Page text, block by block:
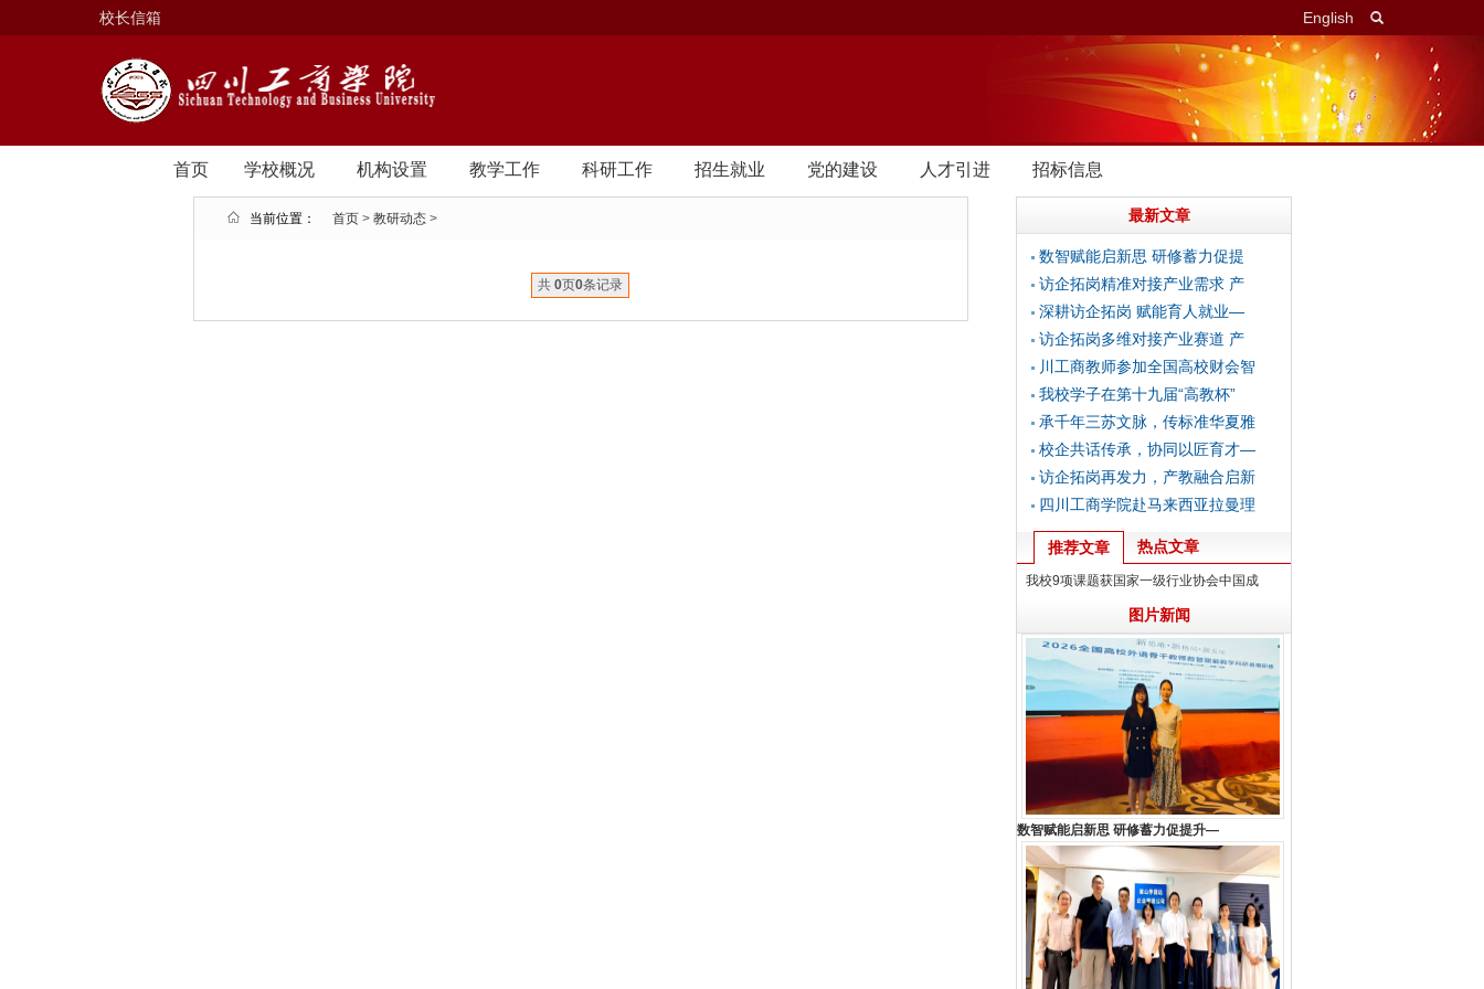
校长信箱 English
首页 学校概况 机构设置 教学工作 科研工作 招生就业 党的建设 人才引进 招标信息
当前位置： 首页> 教研动态>
共 0页0条记录
最新文章
数智赋能启新思 研修蓄力促提
访企拓岗精准对接产业需求 产
深耕访企拓岗 赋能育人就业—
访企拓岗多维对接产业赛道 产
川工商教师参加全国高校财会智
我校学子在第十九届“高教杯”
承千年三苏文脉，传标准华夏雅
校企共话传承，协同以匠育才—
访企拓岗再发力，产教融合启新
四川工商学院赴马来西亚拉曼理
推荐文章 热点文章
我校9项课题获国家一级行业协会中国成
图片新闻
数智赋能启新思 研修蓄力促提升—